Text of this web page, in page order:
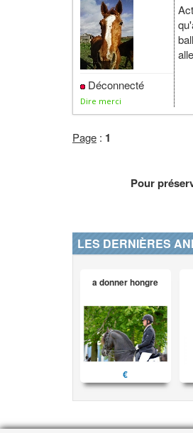
Déconnecté
Dire merci
Page : 1
Pour
LES DERNIÈRES
a donner hongre
€